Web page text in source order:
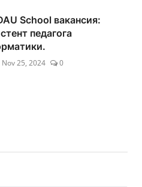
School вакансия:
педагога
Nov 25, 2024 0